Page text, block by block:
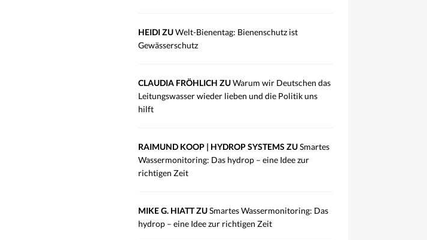
HEIDI ZUWelt-Bienentag: Bienenschutz ist
Gewässerschutz
CLAUDIA FRÖHLICH ZUWarum wir Deutschen das
Leitungswasser wieder lieben und die Politik uns
hilft
RAIMUND KOOP | HYDROP SYSTEMS ZUSmartes
Wassermonitoring: Das hydrop – eine Idee zur
richtigen Zeit
MIKE G. HIATT ZUSmartes Wassermonitoring: Das
hydrop – eine Idee zur richtigen Zeit